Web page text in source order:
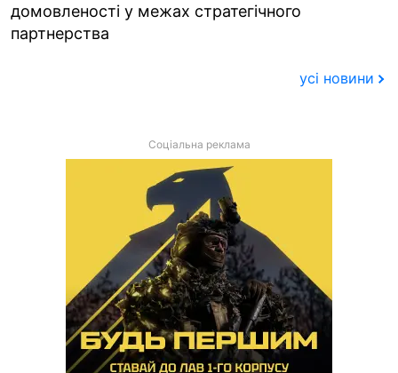
домовленості у межах стратегічного
партнерства
усі новини
Соціальна реклама